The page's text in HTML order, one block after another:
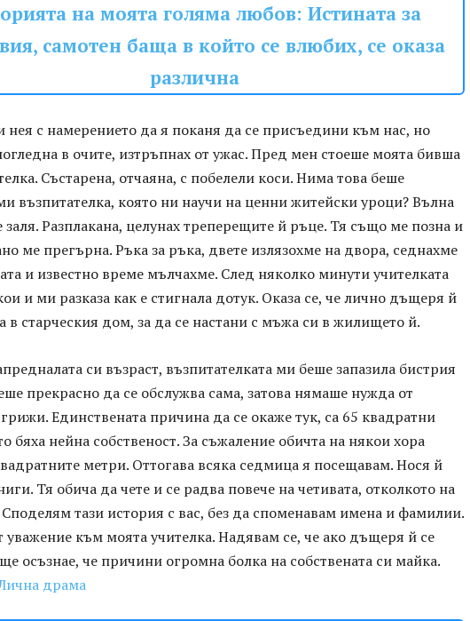
на моята голяма любов: Истината за
самотен баща в който се влюбих, се оказа
различна
нея с намерението да я поканя да се присъедини към нас, но
в очите, изтръпнах от ужас. Пред мен стоеше моята бивша
Състарена, отчаяна, с побелели коси. Нима това беше
възпитателка, която ни научи на ценни житейски уроци? Вълна
заля. Разплакана, целунах треперещите й ръце. Тя също ме позна и
ме прегърна. Ръка за ръка, двете излязохме на двора, седнахме
и известно време мълчахме. След няколко минути учителката
и ми разказа как е стигнала дотук. Оказа се, че лично дъщеря й
в старческия дом, за да се настани с мъжа си в жилището й.
си възраст, възпитателката ми беше запазила бистрия
прекрасно да се обслужва сама, затова нямаше нужда от
Единствената причина да се окаже тук, са 65 квадратни
бяха нейна собственост. За съжаление обичта на някои хора
метри. Оттогава всяка седмица я посещавам. Нося й
Тя обича да чете и се радва повече на четивата, отколкото на
Споделям тази история с вас, без да споменавам имена и фамилии.
уважение към моята учителка. Надявам се, че ако дъщеря й се
осъзнае, че причини огромна болка на собствената си майка.
драма